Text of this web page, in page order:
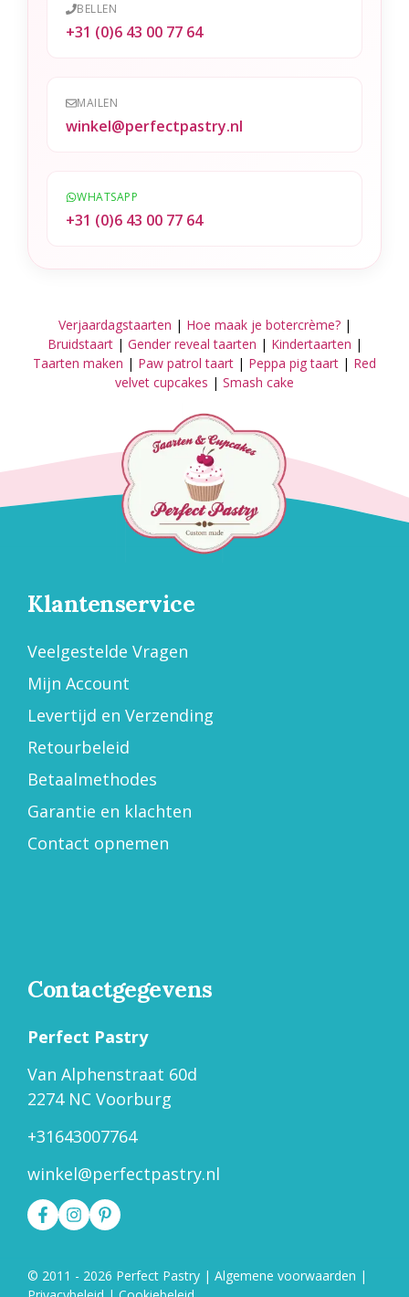
BELLEN
+31 (0)6 43 00 77 64
MAILEN
winkel@perfectpastry.nl
WHATSAPP
+31 (0)6 43 00 77 64
Verjaardagstaarten | Hoe maak je botercrème?|
Bruidstaart| Gender reveal taarten | Kindertaarten |
Taarten maken | Paw patrol taart | Peppa pig taart | Red
velvet cupcakes | Smash cake
Klantenservice
Veelgestelde Vragen
Mijn Account
Levertijd en Verzending
Retourbeleid
Betaalmethodes
Garantie en klachten
Contact opnemen
Contactgegevens
Perfect Pastry
Van Alphenstraat 60d
2274 NC Voorburg
+31643007764
winkel@perfectpastry.nl
© 2011 - 2026 Perfect Pastry | Algemene voorwaarden |